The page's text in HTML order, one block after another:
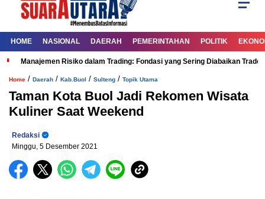
HOME NASIONAL DAERAH PEMERINTAHAN POLITIK
Manajemen Risiko dalam Trading: Fondasi yang Sering Diabaikan
Home / Daerah / Kab.Buol / Sulteng / Topik Utama
Taman Kota Buol Jadi Rekomen Wisata
Kuliner Saat Weekend
Redaksi
Minggu, 5 Desember 2021